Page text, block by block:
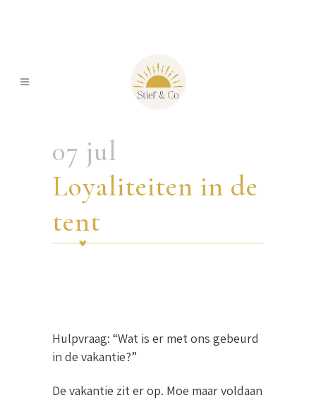
07 jul
Loyaliteiten in de
tent
Hulpvraag: “Wat is er met ons gebeurd
in de vakantie?”
De vakantie zit er op. Moe maar voldaan